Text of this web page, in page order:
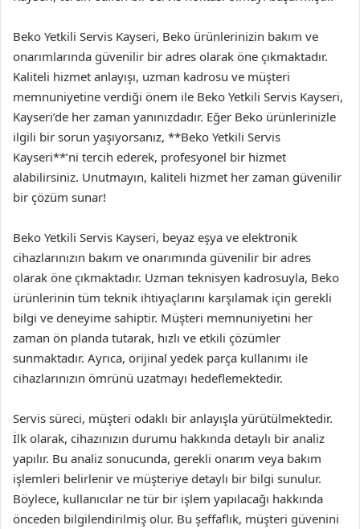
Beko Yetkili Servis Kayseri, Beko ürünlerinizin bakım ve
onarımlarında güvenilir bir adres olarak öne çıkmaktadır.
Kaliteli hizmet anlayışı, uzman kadrosu ve müşteri
memnuniyetine verdiği önem ile Beko Yetkili Servis Kayseri,
Kayseri’de her zaman yanınızdadır. Eğer Beko ürünlerinizle
ilgili bir sorun yaşıyorsanız, **Beko Yetkili Servis
Kayseri**’ni tercih ederek, profesyonel bir hizmet
alabilirsiniz. Unutmayın, kaliteli hizmet her zaman güvenilir
bir çözüm sunar!
Beko Yetkili Servis Kayseri, beyaz eşya ve elektronik
cihazlarınızın bakım ve onarımında güvenilir bir adres
olarak öne çıkmaktadır. Uzman teknisyen kadrosuyla, Beko
ürünlerinin tüm teknik ihtiyaçlarını karşılamak için gerekli
bilgi ve deneyime sahiptir. Müşteri memnuniyetini her
zaman ön planda tutarak, hızlı ve etkili çözümler
sunmaktadır. Ayrıca, orijinal yedek parça kullanımı ile
cihazlarınızın ömrünü uzatmayı hedeflemektedir.
Servis süreci, müşteri odaklı bir anlayışla yürütülmektedir.
İlk olarak, cihazınızın durumu hakkında detaylı bir analiz
yapılır. Bu analiz sonucunda, gerekli onarım veya bakım
işlemleri belirlenir ve müşteriye detaylı bir bilgi sunulur.
Böylece, kullanıcılar ne tür bir işlem yapılacağı hakkında
önceden bilgilendirilmiş olur. Bu şeffaflık, müşteri güvenini